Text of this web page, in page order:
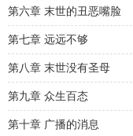
第六章 末世的丑恶嘴脸
第七章 远远不够
第八章 末世没有圣母
第九章 众生百态
第十章 广播的消息